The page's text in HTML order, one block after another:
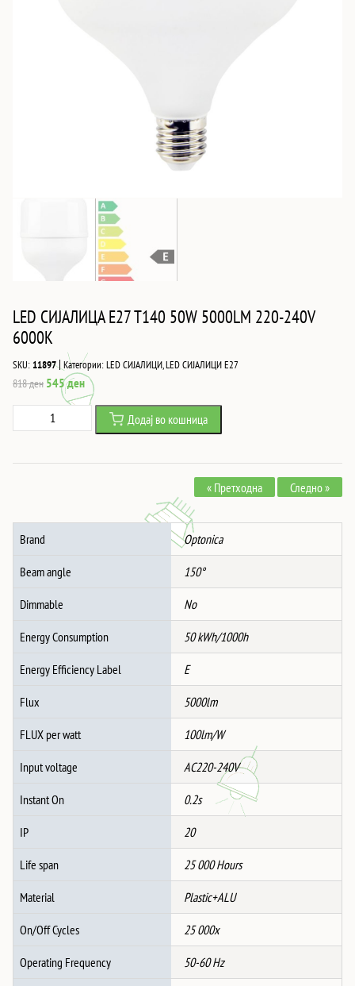
LED СИЈАЛИЦА E27 T140 50W 5000LM 220-240V
6000K
SKU:11897| Категории:LED СИЈАЛИЦИ,LED СИЈАЛИЦИ Е27
818ден Original
price
was:
545денCurrent
price
545 ден.
СИЈАЛИЦА
220-
240V
6000K
Додај во кошница
« Претходна Следно »
Brand Optonica
Beam angle 150°
Dimmable No
Energy Consumption 50 kWh/1000h
Energy Efficiency Label E
Flux 5000lm
FLUX per watt 100lm/W
Input voltage AC220-240V
Instant On 0.2s
IP 20
Life span 25 000 Hours
Material Plastic+ALU
On/Off Cycles 25 000x
Operating Frequency 50-60 Hz